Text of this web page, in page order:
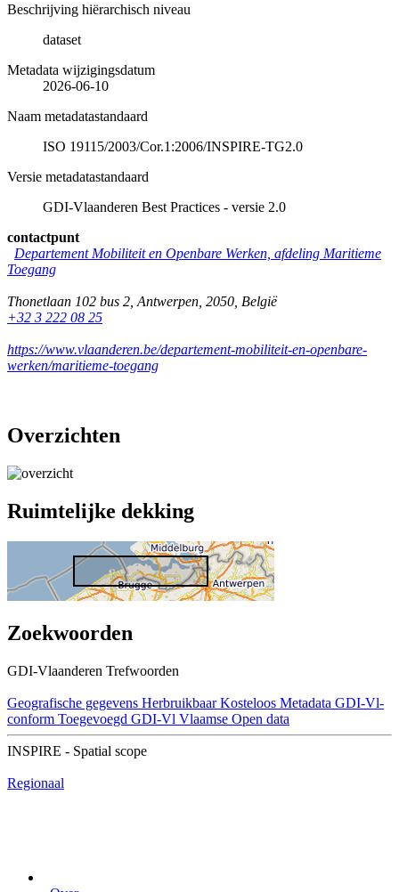
Beschrijving hiërarchisch niveau
dataset
Metadata wijzigingsdatum
2026-06-10
Naam metadatastandaard
ISO 19115/2003/Cor.1:2006/INSPIRE-TG2.0
Versie metadatastandaard
GDI-Vlaanderen Best Practices - versie 2.0
contactpunt
Departement Mobiliteit en Openbare Werken, afdeling Maritieme
Toegang
Thonetlaan 102 bus 2 Antwerpen 2050 België
+32 3 222 08 25
https://www.vlaanderen.be/departement-mobiliteit-en-openbare-
werken/maritieme-toegang
Overzichten
Ruimtelijke dekking
Zoekwoorden
GDI-Vlaanderen Trefwoorden
Geografische gegevens Herbruikbaar Kosteloos Metadata GDI-Vl-
conform Toegevoegd GDI-Vl Vlaamse Open data
INSPIRE - Spatial scope
Regionaal